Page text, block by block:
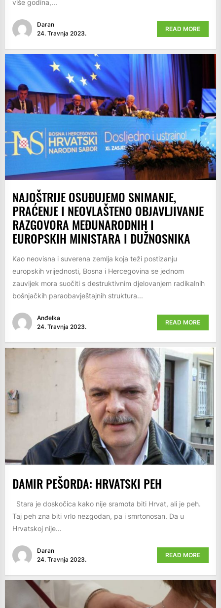
više godina,...
Daran
24. Travnja 2023.
READ MORE
NAJOŠTRIJE OSUĐUJEMO SNIMANJE,
PRAĆENJE I NEOVLAŠTENO OBJAVLJIVANJE
RAZGOVORA MEĐUNARODNIH I
EUROPSKIH MINISTARA I DUŽNOSNIKA
Kao neovisna i suverena zemlja koja teži postizanju
europskih vrijednosti, Bosna i Hercegovina se jednom
zauvijek mora suočiti s destruktivnim djelovanjem radikalnih
bošnjačkih paraobavještajnih struktura...
Anđelka
24. Travnja 2023.
READ MORE
DAMIR PEŠORDA: HRVATSKI PEH
Stara je doskočica kako nije sramota biti Hrvat, ali je peh.
Taj peh zna biti vrlo nezgodan, pa i smrtonosan. Da u
Hrvatskoj nije...
Daran
24. Travnja 2023.
READ MORE